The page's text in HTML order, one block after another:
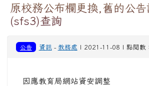
原校務公布欄更換,舊的公
(sfs3)查詢
公告 資訊- 教務處 | 2021-11-08 | 點閱數
因應教育局網站資安調整